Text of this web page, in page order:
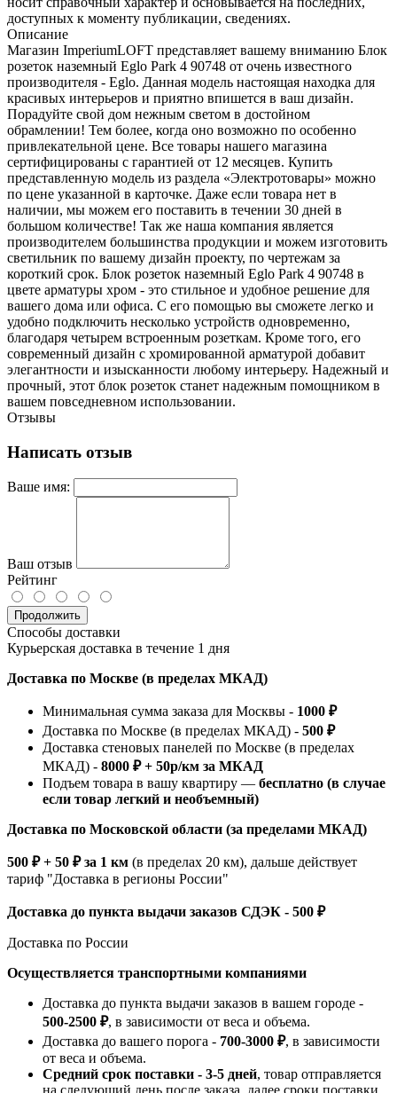
доступных к моменту публикации, сведениях.
Описание
Магазин ImperiumLOFT представляет вашему вниманию Блок
розеток наземный Eglo Park 4 90748 от очень известного
производителя - Eglo. Данная модель настоящая находка для
красивых интерьеров и приятно впишется в ваш дизайн.
Порадуйте свой дом нежным светом в достойном
обрамлении! Тем более, когда оно возможно по особенно
привлекательной цене. Все товары нашего магазина
сертифицированы с гарантией от 12 месяцев. Купить
представленную модель из раздела «Электротовары» можно
по цене указанной в карточке. Даже если товара нет в
наличии, мы можем его поставить в течении 30 дней в
большом количестве! Так же наша компания является
производителем большинства продукции и можем изготовить
светильник по вашему дизайн проекту, по чертежам за
короткий срок. Блок розеток наземный Eglo Park 4 90748 в
цвете арматуры хром - это стильное и удобное решение для
вашего дома или офиса. С его помощью вы сможете легко и
удобно подключить несколько устройств одновременно,
благодаря четырем встроенным розеткам. Кроме того, его
современный дизайн с хромированной арматурой добавит
элегантности и изысканности любому интерьеру. Надежный и
прочный, этот блок розеток станет надежным помощником в
вашем повседневном использовании.
Отзывы
Написать отзыв
Ваше имя:
Ваш отзыв
Рейтинг
Продолжить
Способы доставки
Курьерская доставка в течение 1 дня
Доставка по Москве (в пределах МКАД)
Минимальная сумма заказа для Москвы - 1000 ₽
Доставка по Москве (в пределах МКАД) - 500 ₽
Доставка стеновых панелей по Москве (в пределах
МКАД) - 8000 ₽ + 50р/км за МКАД
Подъем товара в вашу квартиру — бесплатно (в случае
если товар легкий и необъемный)
Доставка по Московской области (за пределами МКАД)
500 ₽ + 50 ₽ за 1 км (в пределах 20 км), дальше действует
тариф "Доставка в регионы России"
Доставка до пункта выдачи заказов СДЭК - 500 ₽
Доставка по России
Осуществляется транспортными компаниями
Доставка до пункта выдачи заказов в вашем городе -
500-2500 ₽, в зависимости от веса и объема.
Доставка до вашего порога - 700-3000 ₽, в зависимости
от веса и объема.
Средний срок поставки - 3-5 дней, товар отправляется